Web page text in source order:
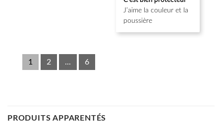
sur 5
J’aime la couleur et la
poussière
1 2 ... 6
PRODUITS APPARENTÉS